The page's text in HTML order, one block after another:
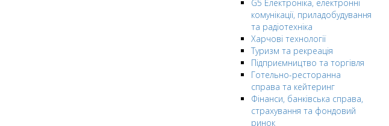
G5 Електроніка, електронні
комунікації, приладобудування
та радіотехніка
Харчові технології
Туризм та рекреація
Підприємництво та торгівля
Готельно-ресторанна
справа та кейтеринг
Фінанси, банківська справа,
страхування та фондовий
ринок